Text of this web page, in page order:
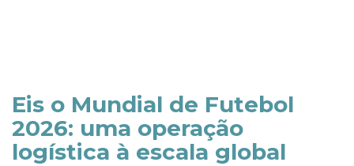
Eis o Mundial de Futebol
2026: uma operação
logística à escala global